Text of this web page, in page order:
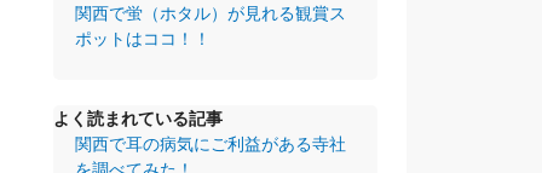
関西で蛍（ホタル）が見れる観賞ス
ポットはココ！！
よく読まれている記事
関西で耳の病気にご利益がある寺社